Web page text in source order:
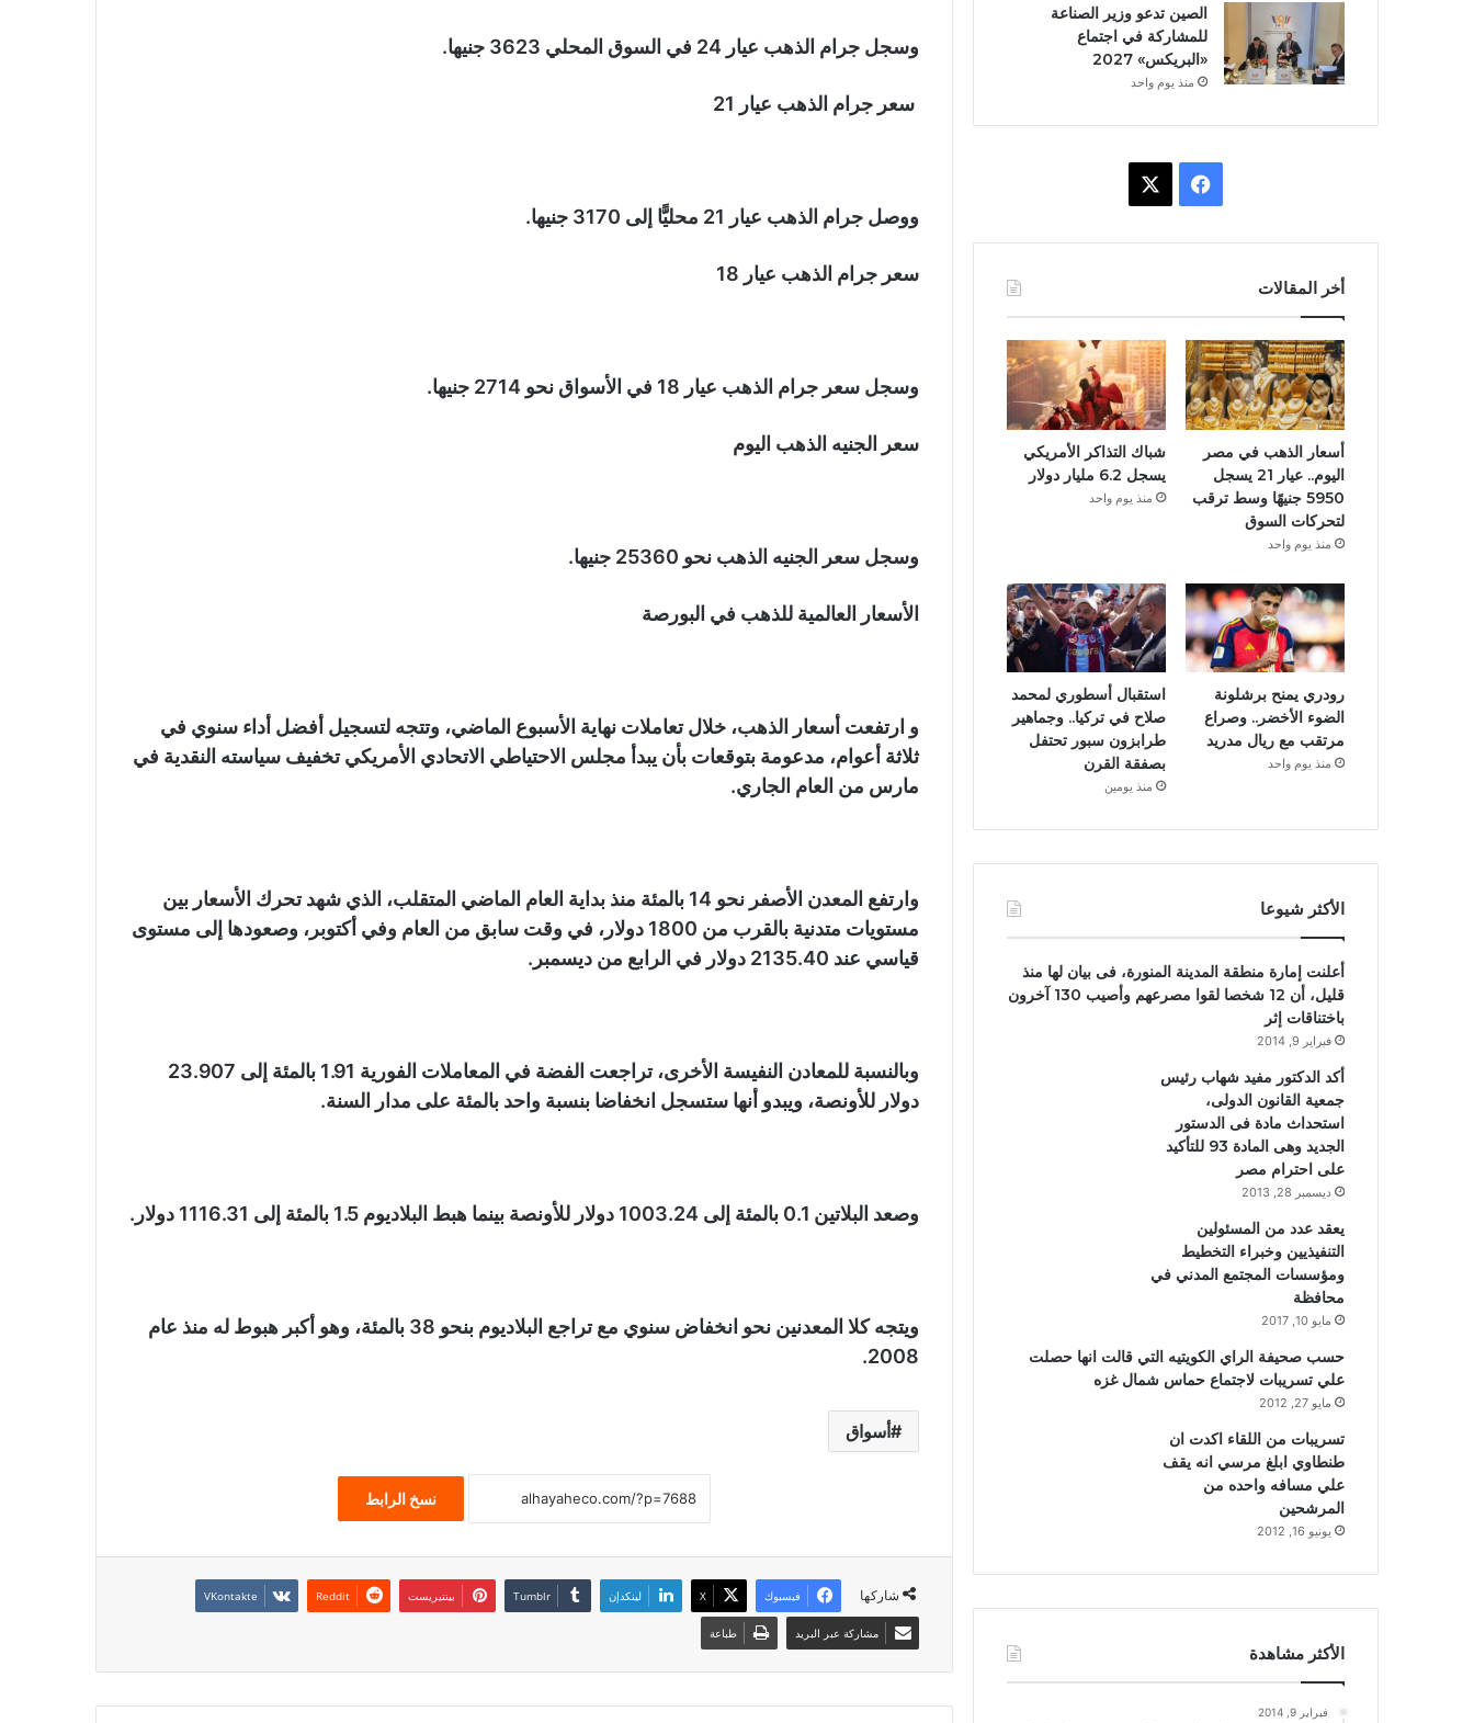
وسجل جرام الذهب عيار 24 في السوق المحلي 3623 جنيها.
سعر جرام الذهب عيار 21
ووصل جرام الذهب عيار 21 محليًّا إلى 3170 جنيها.
سعر جرام الذهب عيار 18
وسجل سعر جرام الذهب عيار 18 في الأسواق نحو 2714 جنيها.
سعر الجنيه الذهب اليوم
وسجل سعر الجنيه الذهب نحو 25360 جنيها.
الأسعار العالمية للذهب في البورصة
و ارتفعت أسعار الذهب، خلال تعاملات نهاية الأسبوع الماضي، وتتجه لتسجيل أفضل أداء سنوي في
ثلاثة أعوام، مدعومة بتوقعات بأن يبدأ مجلس الاحتياطي الاتحادي الأمريكي تخفيف سياسته النقدية في
مارس من العام الجاري.
وارتفع المعدن الأصفر نحو 14 بالمئة منذ بداية العام الماضي المتقلب، الذي شهد تحرك الأسعار بين
مستويات متدنية بالقرب من 1800 دولار، في وقت سابق من العام وفي أكتوبر، وصعودها إلى مستوى
قياسي عند 2135.40 دولار في الرابع من ديسمبر.
وبالنسبة للمعادن النفيسة الأخرى، تراجعت الفضة في المعاملات الفورية 1.91 بالمئة إلى 23.907
دولار للأونصة، ويبدو أنها ستسجل انخفاضا بنسبة واحد بالمئة على مدار السنة.
وصعد البلاتين 0.1 بالمئة إلى 1003.24 دولار للأونصة بينما هبط البلاديوم 1.5 بالمئة إلى 1116.31 دولار.
ويتجه كلا المعدنين نحو انخفاض سنوي مع تراجع البلاديوم بنحو 38 بالمئة، وهو أكبر هبوط له منذ عام
2008.
أسواق
نسخ الرابط
شاركها فيسبوك X لينكدإن بينتيريست
مشاركة عبر البريد طباعة
الصين تدعو وزير الصناعة
للمشاركة في اجتماع
«البريكس» 2027
منذ يوم واحد
ب
و
ك
أخر المقالات
أسعار الذهب في مصر
اليوم.. عيار 21 يسجل
5950 جنيهًا وسط ترقب
لتحركات السوق
منذ يوم واحد
شباك التذاكر الأمريكي
يسجل 6.2 مليار دولار
منذ يوم واحد
رودري يمنح برشلونة
الضوء الأخضر.. وصراع
مرتقب مع ريال مدريد
منذ يوم واحد
استقبال أسطوري لمحمد
صلاح في تركيا.. وجماهير
طرابزون سبور تحتفل
بصفقة القرن
منذ يومين
الأكثر شيوعا
أعلنت إمارة منطقة المدينة المنورة، فى بيان لها منذ
قليل، أن 12 شخصا لقوا مصرعهم وأصيب 130 آخرون
باختناقات إثر
فبراير 9, 2014
أكد الدكتور مفيد شهاب رئيس
جمعية القانون الدولى،
استحداث مادة فى الدستور
الجديد وهى المادة 93 للتأكيد
على احترام مصر
ديسمبر 28, 2013
يعقد عدد من المسئولين
التنفيذيين وخبراء التخطيط
ومؤسسات المجتمع المدني في
محافظة
مايو 10, 2017
حسب صحيفة الراي الكويتيه التي قالت انها حصلت
علي تسريبات لاجتماع حماس شمال غزه
مايو 27, 2012
تسريبات من اللقاء اكدت ان
طنطاوي ابلغ مرسي انه يقف
علي مسافه واحده من
المرشحين
يونيو 16, 2012
الأكثر مشاهدة
فبراير 9, 2014